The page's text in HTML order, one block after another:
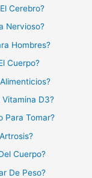
Cerebro?
Nervioso?
Hombres?
Cuerpo?
Vitamina D3?
Para Tomar?
Cuerpo?
De Peso?